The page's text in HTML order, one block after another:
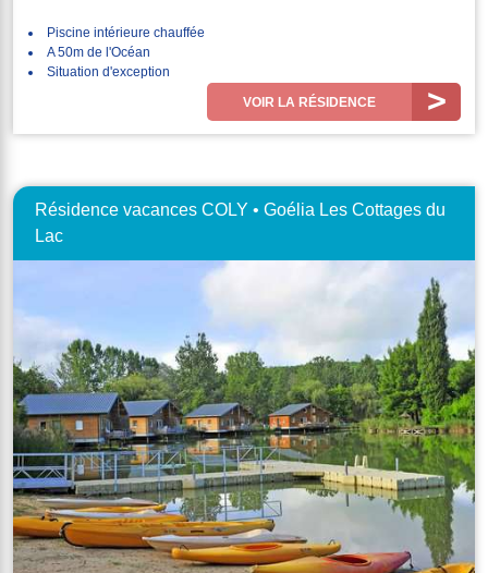
Piscine intérieure chauffée
A 50m de l'Océan
Situation d'exception
VOIR LA RÉSIDENCE
Résidence vacances COLY • Goélia Les Cottages du
Lac